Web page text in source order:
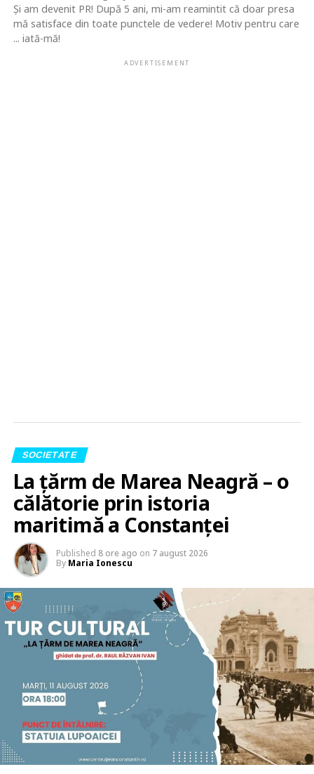
Şi am devenit PR! După 5 ani, mi-am reamintit că doar presa
mă satisface din toate punctele de vedere! Motiv pentru care
... iată-mă!
ADVERTISEMENT
SOCIETATE
La țărm de Marea Neagră – o
călătorie prin istoria
maritimă a Constanței
Published 8 ore ago on 7 august 2026
By Maria Ionescu